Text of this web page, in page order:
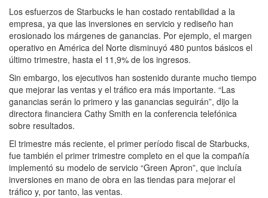
Los esfuerzos de Starbucks le han costado rentabilidad a la
empresa, ya que las inversiones en servicio y rediseño han
erosionado los márgenes de ganancias. Por ejemplo, el margen
operativo en América del Norte disminuyó 480 puntos básicos el
último trimestre, hasta el 11,9% de los ingresos.
Sin embargo, los ejecutivos han sostenido durante mucho tiempo
que mejorar las ventas y el tráfico era más importante. “Las
ganancias serán lo primero y las ganancias seguirán”, dijo la
directora financiera Cathy Smith en la conferencia telefónica
sobre resultados.
El trimestre más reciente, el primer período fiscal de Starbucks,
fue también el primer trimestre completo en el que la compañía
implementó su modelo de servicio “Green Apron”, que incluía
inversiones en mano de obra en las tiendas para mejorar el
tráfico y, por tanto, las ventas.